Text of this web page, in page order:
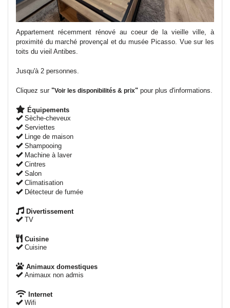
Appartement récemment rénové au coeur de la vieille ville, à
proximité du marché provençal et du musée Picasso. Vue sur les
toits du vieil Antibes.
Jusqu'à 2 personnes.
Cliquez sur "Voir les disponibilités & prix" pour plus d'informations.
Équipements
Sèche-cheveux
Serviettes
Linge de maison
Shampooing
Machine à laver
Cintres
Salon
Climatisation
Détecteur de fumée
Divertissement
TV
Cuisine
Cuisine
Animaux domestiques
Animaux non admis
Internet
Wifi